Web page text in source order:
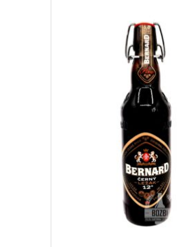
DOWIEDZ SIĘ WIĘCEJ